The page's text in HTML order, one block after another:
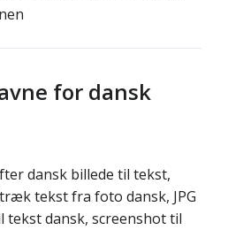
for dansk
dansk billede til tekst,
tekst fra foto dansk, JPG
tekst dansk, screenshot til